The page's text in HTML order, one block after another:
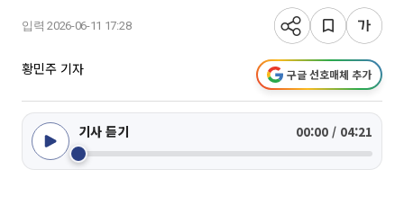
입력 2026-06-11 17:28
황민주 기자 구글 선호매체 추가
기사 듣기 00:00 / 04:21